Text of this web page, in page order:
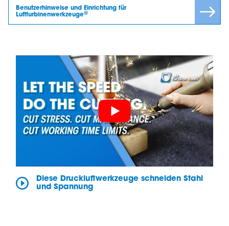
Benutzerhinweise und Einrichtung für
Luftturbinenwerkzeuge®
Diese Druckluftwerkzeuge schneiden Stahl
und Spannung